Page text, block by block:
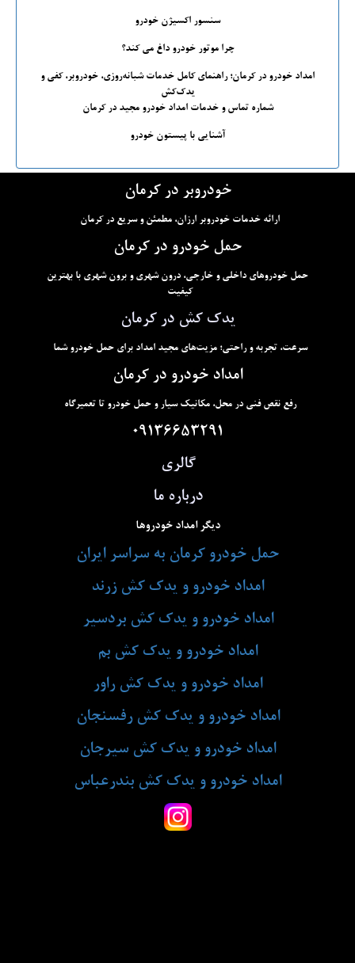
سنسور اکسیژن خودرو
چرا موتور خودرو داغ می کند؟
امداد خودرو در کرمان؛ راهنمای کامل خدمات شبانه‌روزی، خودروبر، کفی و
یدک‌کش
شماره تماس و خدمات امداد خودرو مجید در کرمان
آشنایی با پیستون خودرو
خودروبر در کرمان
ارائه خدمات خودروبر ارزان، مطمئن و سریع در کرمان
حمل خودرو در کرمان
حمل خودروهای داخلی و خارجی، درون شهری و برون شهری با بهترین
کیفیت
یدک کش در کرمان
سرعت، تجربه و راحتی؛ مزیت‌های مجید امداد برای حمل خودرو شما
امداد خودرو در کرمان
رفع نقص فنی در محل، مکانیک سیار و حمل خودرو تا تعمیرگاه
09136653291
گالری
درباره ما
دیگر امداد خودروها
حمل خودرو کرمان به سراسر ایران
امداد خودرو و یدک کش زرند
امداد خودرو و یدک کش بردسیر
امداد خودرو و یدک کش بم
امداد خودرو و یدک کش راور
امداد خودرو و یدک کش رفسنجان
امداد خودرو و یدک کش سیرجان
امداد خودرو و یدک کش بندرعباس